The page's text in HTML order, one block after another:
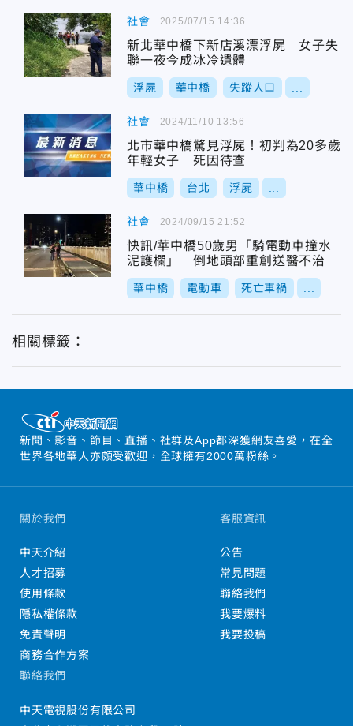
社會
新北華中橋下新店溪漂浮屍 女子失
聯一夜今成冰冷遺體
浮屍 華中橋 失蹤人口
2025/07/15 14:36
社會
北市華中橋驚見浮屍！初判為20多歲
年輕女子 死因待查
華中橋 台北 浮屍
2024/11/10 13:56
社會
快訊/華中橋50歲男「騎電動車撞水
泥護欄」 倒地頭部重創送醫不治
華中橋 電動車 死亡車禍
2024/09/15 21:52
相關標籤：
新聞、影音、節目、直播、社群及App都深獲網友喜愛，在全
世界各地華人亦頗受歡迎，全球擁有2000萬粉絲。
關於我們
中天介紹
人才招募
使用條款
隱私權條款
免責聲明
商務合作方案
客服資訊
公告
常見問題
聯絡我們
我要爆料
我要投稿
聯絡我們
中天電視股份有限公司